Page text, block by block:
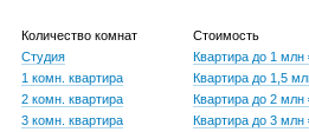
Количество комнат
Студия
1 комн. квартира
2 комн. квартира
3 комн. квартира
Стоимость
Квартира до 1 млн
Квартира до 1,5
Квартира до 2 млн
Квартира до 3 млн